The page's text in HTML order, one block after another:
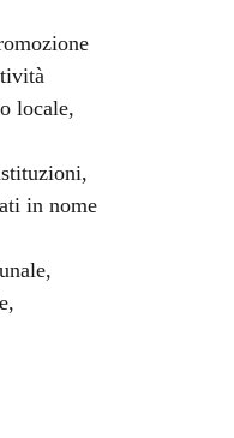
locale,
in nome